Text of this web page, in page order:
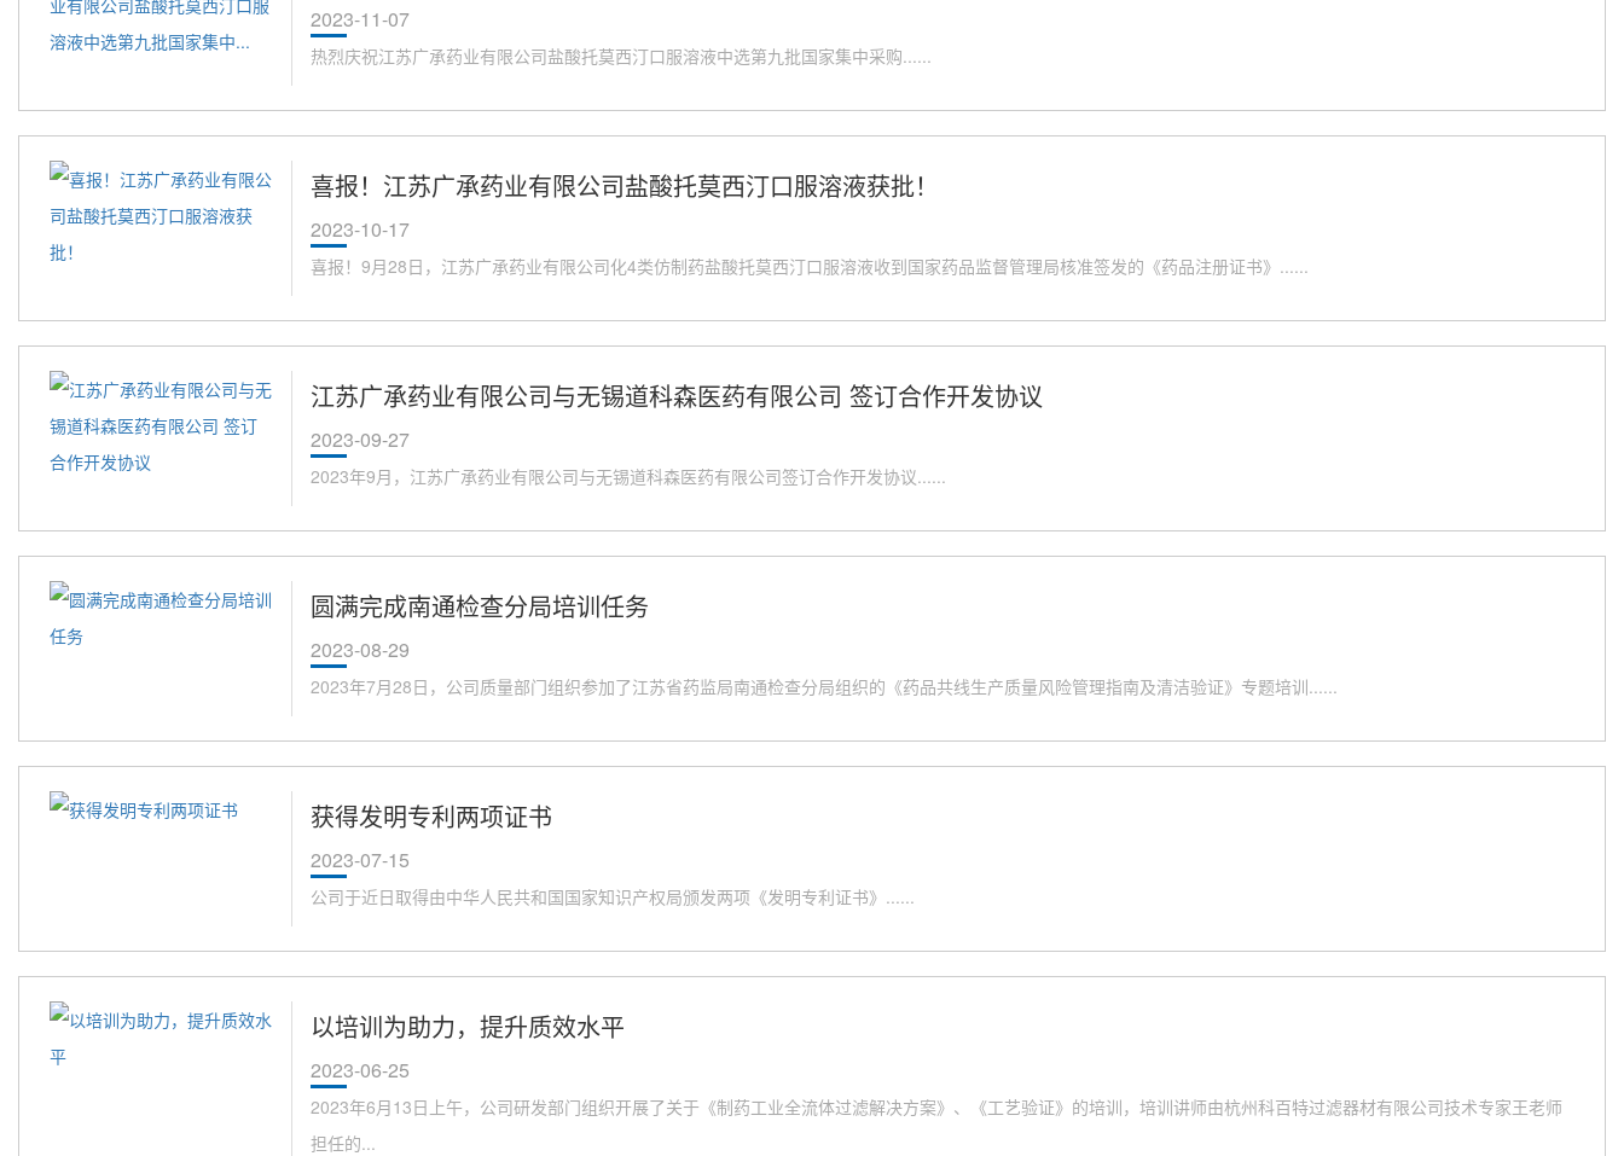
2023-11-07
热烈庆祝江苏广承药业有限公司盐酸托莫西汀口服溶液中选第九批国家集中采购......
喜报！江苏广承药业有限公司盐酸托莫西汀口服溶液获批！
2023-10-17
喜报！9月28日，江苏广承药业有限公司化4类仿制药盐酸托莫西汀口服溶液收到国家药品监督管理局核准签发的《药品注册证书》......
江苏广承药业有限公司与无锡道科森医药有限公司 签订合作开发协议
2023-09-27
2023年9月，江苏广承药业有限公司与无锡道科森医药有限公司签订合作开发协议......
圆满完成南通检查分局培训任务
2023-08-29
2023年7月28日，公司质量部门组织参加了江苏省药监局南通检查分局组织的《药品共线生产质量风险管理指南及清洁验证》专题培训......
获得发明专利两项证书
2023-07-15
公司于近日取得由中华人民共和国国家知识产权局颁发两项《发明专利证书》......
以培训为助力，提升质效水平
2023-06-25
2023年6月13日上午，公司研发部门组织开展了关于《制药工业全流体过滤解决方案》、《工艺验证》的培训，培训讲师由杭州科百特过滤器材有限公司技术专家王老师
担任的...